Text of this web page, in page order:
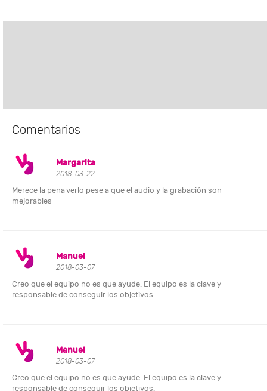
Comentarios
Margarita
2018-03-22
Merece la pena verlo pese a que el audio y la grabación son
mejorables
Manuel
2018-03-07
Creo que el equipo no es que ayude. El equipo es la clave y
responsable de conseguir los objetivos.
Manuel
2018-03-07
Creo que el equipo no es que ayude. El equipo es la clave y
responsable de conseguir los objetivos.